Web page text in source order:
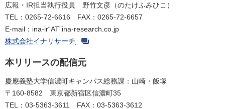
広報・IR担当執行役員 野竹文彦（のたけふみひこ）
TEL：0265-72-6616 FAX：0265-72-6657
E-mail：ina-ir“AT”ina-research.co.jp
株式会社イナリサーチ
本リリースの配信元
慶應義塾大学信濃町キャンパス総務課：山崎・飯塚
〒160-8582 東京都新宿区信濃町35
TEL：03-5363-3611 FAX：03-5363-3612